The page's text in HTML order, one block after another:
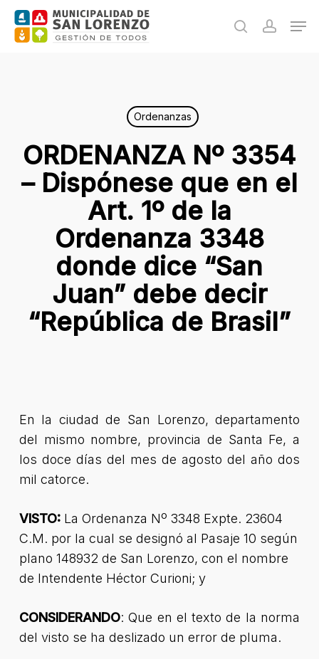
Skip
search
Ordenanzas
ORDENANZA Nº 3354
– Dispónese que en el
Art. 1º de la
Ordenanza 3348
donde dice “San
Juan” debe decir
“República de Brasil”
En la ciudad de San Lorenzo, departamento
del mismo nombre, provincia de Santa Fe, a
los doce días del mes de agosto del año dos
mil catorce.
VISTO:La Ordenanza Nº 3348 Expte. 23604
C.M. por la cual se designó al Pasaje 10 según
plano 148932 de San Lorenzo, con el nombre
de Intendente Héctor Curioni; y
CONSIDERANDO: Que en el texto de la norma
del visto se ha deslizado un error de pluma.